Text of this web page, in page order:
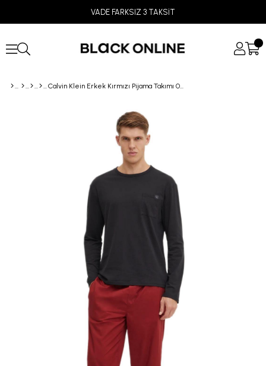
VADE FARKSIZ 3 TAKSİT
Calvin Klein Erkek Kırmızı Pijama Takımı 000NM2850E